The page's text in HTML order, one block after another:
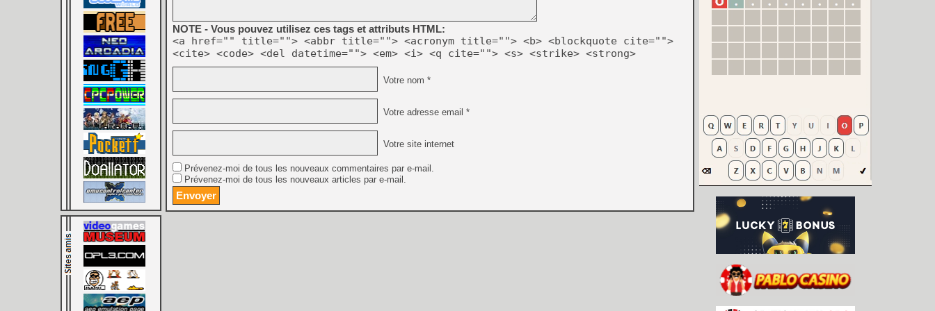
NOTE - Vous pouvez utilisez ces tags et attributs HTML:
<a href="" title=""> <abbr title=""> <acronym title=""> <b> <blockquote cite="">
<cite> <code> <del datetime=""> <em> <i> <q cite=""> <s> <strike> <strong>
Votre nom *
Votre adresse email *
Votre site internet
Prévenez-moi de tous les nouveaux commentaires par e-mail.
Prévenez-moi de tous les nouveaux articles par e-mail.